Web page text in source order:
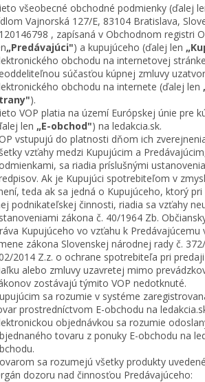
všeobecné obchodné podmienky (ďalej
Vajnorská 127/E, 83104 Bratislava,
, zapísaná v Obchodnom registri
„Predávajúci") a kupujúceho (ďalej len
obchodu na internetovej
súčasťou kúpnej zmluvy
obchodu na internete (ďalej len
).
VOP platia na území Európskej únie pre
len „E-obchod") na ledakcia.sk.
vstupujú do platnosti dňom ich
vzťahy medzi Kupujúcim a
sa riadia príslušnými
Ak je Kupujúci spotrebiteľom v
teda ak sa jedná o Kupujúceho, ktorý
podnikateľskej činnosti, riadia sa vzťahy
zákona č. 40/1964 Zb.
Kupujúceho vo vzťahu k
zákona Slovenskej národnej rady č.
2014 Z.z. o ochrane spotrebiteľa pri
alebo zmluvy uzavretej mimo
zostávajú týmito VOP nedotknuté.
sa rozumie v systéme
prostredníctvom E-obchodu na
objednávkou sa rozumie
tovaru z ponuky E-obchodu na
sa rozumejú všetky produkty
dozoru nad činnosťou Predávajúceho: